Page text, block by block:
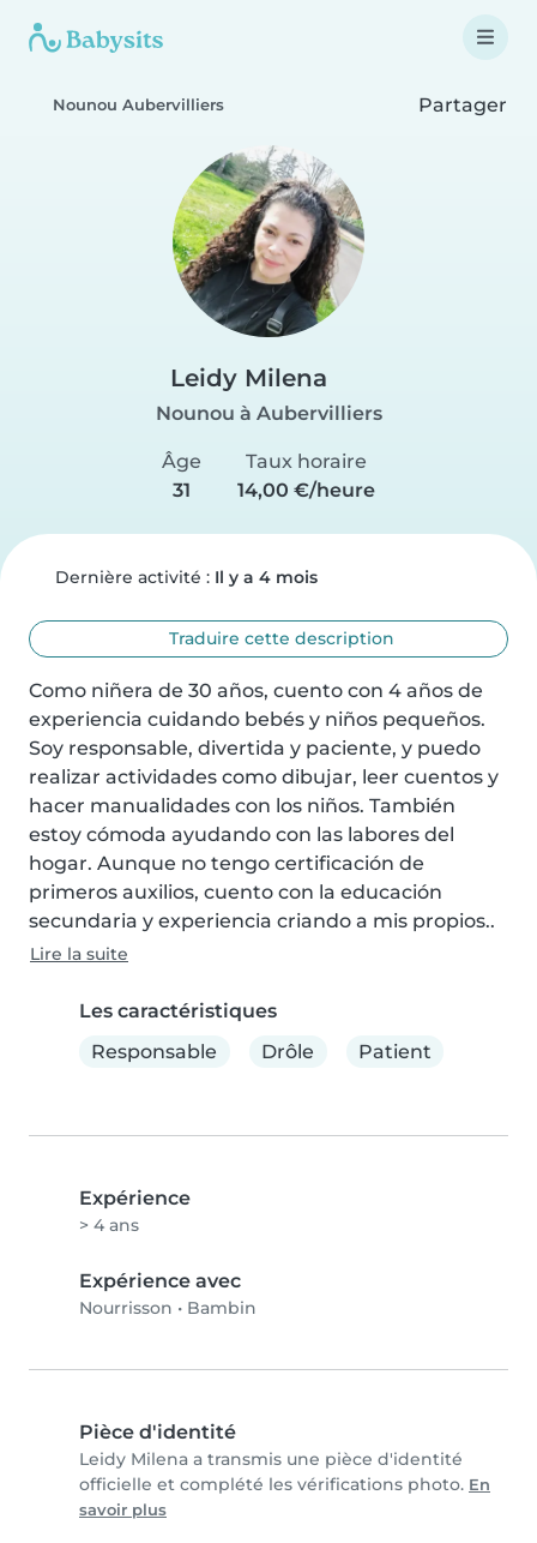
Nounou Aubervilliers Partager
Leidy Milena
Nounou à Aubervilliers
Âge
31
Taux horaire
14,00 €/heure
Dernière activité : Il y a 4 mois
Traduire cette description
Como niñera de 30 años, cuento con 4 años de
experiencia cuidando bebés y niños pequeños.
Soy responsable, divertida y paciente, y puedo
realizar actividades como dibujar, leer cuentos y
hacer manualidades con los niños. También
estoy cómoda ayudando con las labores del
hogar. Aunque no tengo certificación de
primeros auxilios, cuento con la educación
secundaria y experiencia criando a mis propios..
Lire la suite
Les caractéristiques
Responsable
Drôle Patient
Expérience
> 4 ans
Expérience avec
Nourrisson • Bambin
Pièce d'identité
Leidy Milena a transmis une pièce d'identité
officielle et complété les vérifications photo. En
savoir plus